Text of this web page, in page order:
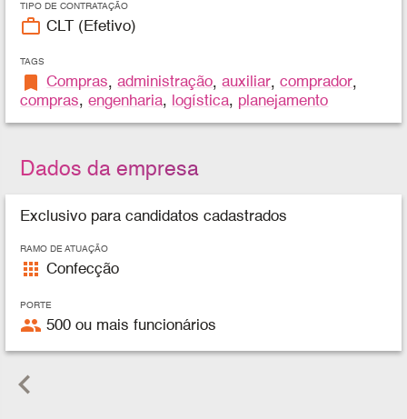
TIPO DE CONTRATAÇÃO
work_outline CLT (Efetivo)
TAGS
bookmark Compras,administração,auxiliar,comprador,
compras,engenharia, logística, planejamento
Dados da empresa
Exclusivo para candidatos cadastrados
RAMO DE ATUAÇÃO
apps Confecção
PORTE
people 500 ou mais funcionários
keyboard_arrow_left